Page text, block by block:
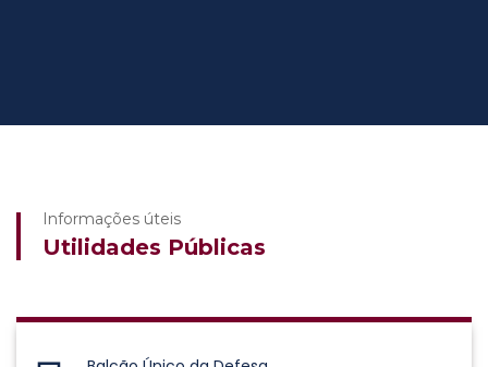
Informações úteis
Utilidades Públicas